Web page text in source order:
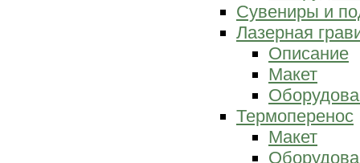
Сувениры и
Лазерная
Описание
Макет
Термоперенос
Макет